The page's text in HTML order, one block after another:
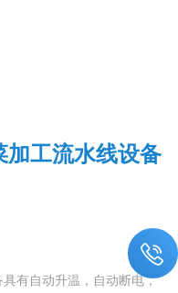
加工流水线设备
有自动升温，自动断电，